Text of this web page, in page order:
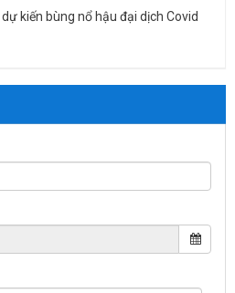
kiến bùng nổ hậu đại dịch Covid